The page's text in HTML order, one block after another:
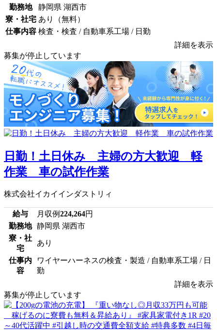
勤務地
静岡県 湖西市
寮・社宅 あり（無料）
仕事内容 検査・検査 / 自動車系工場 / 日勤
詳細を表示
募集が停止しています
日勤！土日休み 主婦の方大歓迎 軽
作業 車の試作作業
株式会社イカイインダストリィ
給与 月収例224,264円
勤務地
静岡県 湖西市
寮・社
宅
あり
仕事内
容
ワイヤーハーネスの検査・製造 / 自動車系工場 / 日
勤
詳細を表示
募集が停止しています